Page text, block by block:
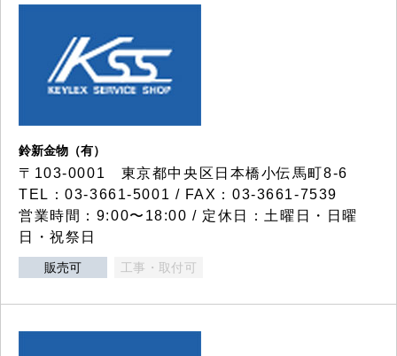
鈴新金物（有）
〒103-0001 東京都中央区日本橋小伝馬町8-6
TEL：03-3661-5001 / FAX：03-3661-7539
営業時間：9:00〜18:00 / 定休日：土曜日・日曜
日・祝祭日
販売可 工事・取付可